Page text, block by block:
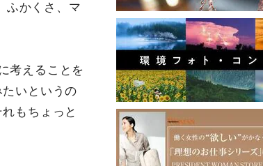
ふかくさ、マ
考えることを
いというの
もちょっと